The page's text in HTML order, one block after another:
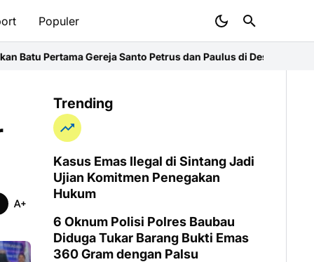
Populer
Santo Petrus dan Paulus di Desa KapurKasus Emas Ilegal di
Trending
Kasus Emas Ilegal di Sintang Jadi
Ujian Komitmen Penegakan
Hukum
6 Oknum Polisi Polres Baubau
Diduga Tukar Barang Bukti Emas
360 Gram dengan Palsu